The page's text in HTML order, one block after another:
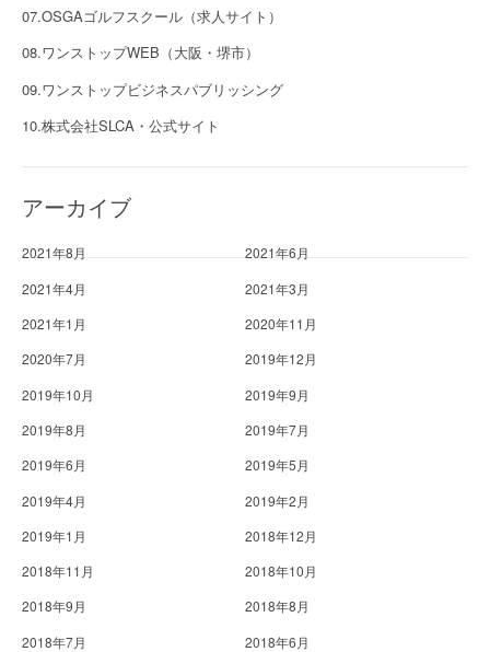
07.OSGAゴルフスクール（求人サイト）
08.ワンストップWEB（大阪・堺市）
09.ワンストップビジネスパブリッシング
10.株式会社SLCA・公式サイト
アーカイブ
2021年8月
2021年6月
2021年4月
2021年3月
2021年1月
2020年11月
2020年7月
2019年12月
2019年10月
2019年9月
2019年8月
2019年7月
2019年6月
2019年5月
2019年4月
2019年2月
2019年1月
2018年12月
2018年11月
2018年10月
2018年9月
2018年8月
2018年7月
2018年6月